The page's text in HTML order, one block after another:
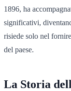
1896, ha
significativi,
risiede solo nel
del paese.
La Storia